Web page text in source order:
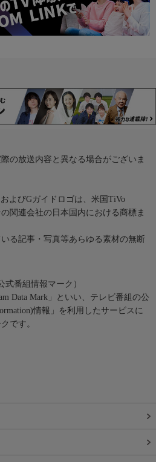
の放送内容と異なる場合がございま
よびGガイドロゴは、米国TiVo
関連会社の日本国内における商標ま
る記事・写真等あらゆる素材の無断
式番組情報マーク）
Data Mark」といい、テレビ番組の公
情報」を利用したサービスに
です。